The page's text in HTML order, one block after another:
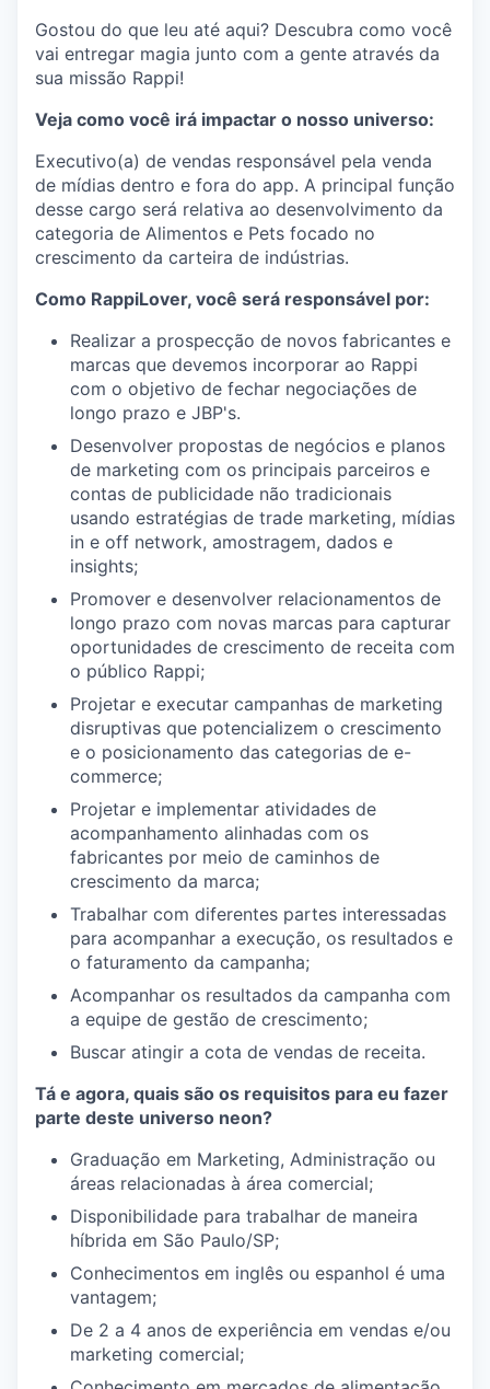
Gostou do que leu até aqui? Descubra como você
vai entregar magia junto com a gente através da
sua missão Rappi!
Veja como você irá impactar o nosso universo:
Executivo(a) de vendas responsável pela venda
de mídias dentro e fora do app. A principal função
desse cargo será relativa ao desenvolvimento da
categoria de Alimentos e Pets focado no
crescimento da carteira de indústrias.
Como RappiLover, você será responsável por:
Realizar a prospecção de novos fabricantes e
marcas que devemos incorporar ao Rappi
com o objetivo de fechar negociações de
longo prazo e JBP's.
Desenvolver propostas de negócios e planos
de marketing com os principais parceiros e
contas de publicidade não tradicionais
usando estratégias de trade marketing, mídias
in e off network, amostragem, dados e
insights;
Promover e desenvolver relacionamentos de
longo prazo com novas marcas para capturar
oportunidades de crescimento de receita com
o público Rappi;
Projetar e executar campanhas de marketing
disruptivas que potencializem o crescimento
e o posicionamento das categorias de e-
commerce;
Projetar e implementar atividades de
acompanhamento alinhadas com os
fabricantes por meio de caminhos de
crescimento da marca;
Trabalhar com diferentes partes interessadas
para acompanhar a execução, os resultados e
o faturamento da campanha;
Acompanhar os resultados da campanha com
a equipe de gestão de crescimento;
Buscar atingir a cota de vendas de receita.
Tá e agora, quais são os requisitos para eu fazer
parte deste universo neon?
Graduação em Marketing, Administração ou
áreas relacionadas à área comercial;
Disponibilidade para trabalhar de maneira
híbrida em São Paulo/SP;
Conhecimentos em inglês ou espanhol é uma
vantagem;
De 2 a 4 anos de experiência em vendas e/ou
marketing comercial;